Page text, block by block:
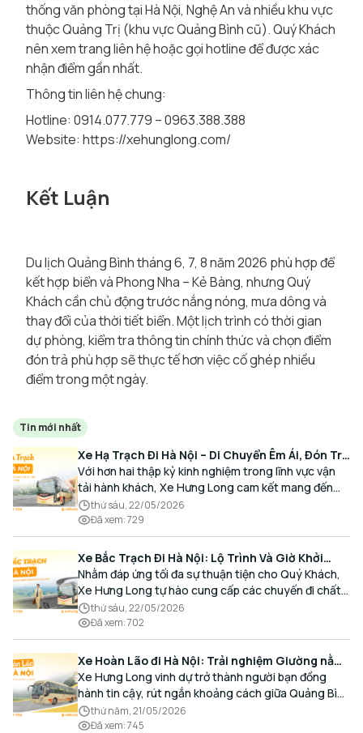
thống văn phòng tại Hà Nội, Nghệ An và nhiều khu vực
thuộc Quảng Trị (khu vực Quảng Bình cũ). Quý Khách
nên xem trang liên hệ hoặc gọi hotline để được xác
nhận điểm gần nhất.
Thông tin liên hệ chung:
Hotline: 0914.077.779 – 0963.388.388
Website: https://xehunglong.com/
Kết Luận
Du lịch Quảng Bình tháng 6, 7, 8 năm 2026 phù hợp để
kết hợp biển và Phong Nha – Kẻ Bàng, nhưng Quý
Khách cần chủ động trước nắng nóng, mưa dông và
thay đổi của thời tiết biển. Một lịch trình có thời gian
dự phòng, kiểm tra thông tin chính thức và chọn điểm
đón trả phù hợp sẽ thực tế hơn việc cố ghép nhiều
điểm trong một ngày.
Tin mới nhất
Xe Hạ Trạch Đi Hà Nội – Di Chuyển Êm Ái, Đón Trả
Tận Nơi Cùng Xe Hưng Long
Với hơn hai thập kỷ kinh nghiệm trong lĩnh vực vận
tải hành khách, Xe Hưng Long cam kết mang đến
cho Quý Khách một hành trình di chuyển trọn vẹn,
thoải mái và đúng giờ.
thứ sáu, 22/05/2026
Đã xem:729
Xe Bắc Trạch Đi Hà Nội: Lộ Trình Và Giờ Khởi
Hành Cùng Xe Hưng Long
Nhằm đáp ứng tối đa sự thuận tiện cho Quý Khách,
Xe Hưng Long tự hào cung cấp các chuyến đi chất
lượng cao, an toàn với lịch trình linh hoạt mỗi ngày.
thứ sáu, 22/05/2026
Đã xem:702
Xe Hoàn Lão đi Hà Nội: Trải nghiệm Giường nằm
Cao cấp, Đón trả Tận nơi
Xe Hưng Long vinh dự trở thành người bạn đồng
hành tin cậy, rút ngắn khoảng cách giữa Quảng Bình
và Thủ đô bằng chất lượng dịch vụ chuẩn mực.
thứ năm, 21/05/2026
Đã xem:745